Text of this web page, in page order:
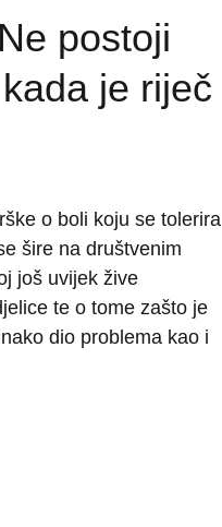
postoji
je riječ
o boli koju se tolerira
šire na društvenim
još uvijek žive
te o tome zašto je
dio problema kao i